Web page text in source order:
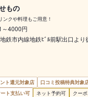
もの
ンクや料理もご用意！
～4000円
鉄市内線地鉄ﾋﾞﾙ前駅出口より
ト還元対象店
口コミ投稿特典対象
ト支払い可 ネット予約可 クー